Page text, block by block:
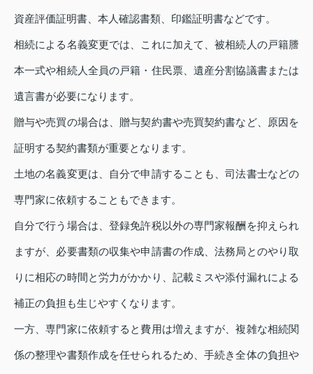
資産評価証明書、本人確認書類、印鑑証明書などです。
相続による名義変更では、これに加えて、被相続人の戸籍謄
本一式や相続人全員の戸籍・住民票、遺産分割協議書または
遺言書が必要になります。
贈与や売買の場合は、贈与契約書や売買契約書など、原因を
証明する契約書類が重要となります。
土地の名義変更は、自分で申請することも、司法書士などの
専門家に依頼することもできます。
自分で行う場合は、登録免許税以外の専門家報酬を抑えられ
ますが、必要書類の収集や申請書の作成、法務局とのやり取
りに相応の時間と労力がかかり、記載ミスや添付漏れによる
補正の負担も生じやすくなります。
一方、専門家に依頼すると費用は増えますが、複雑な相続関
係の整理や書類作成を任せられるため、手続き全体の負担や